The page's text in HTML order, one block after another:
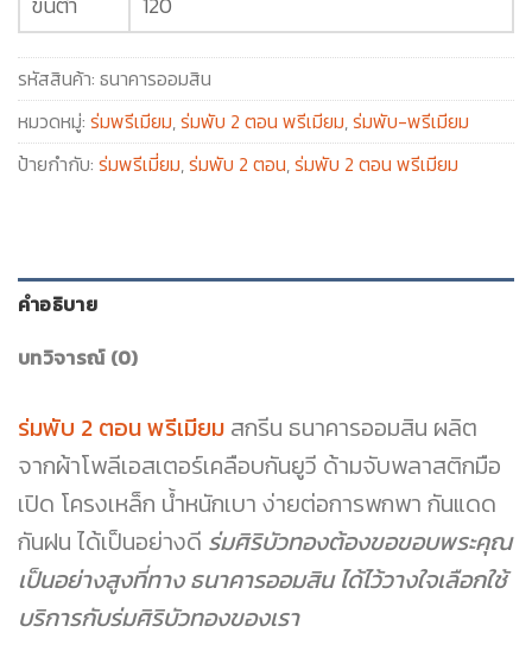
รหัสสินค้า: ธนาคารออมสิน
หมวดหมู่: ร่มพรีเมียม,ร่มพับ 2 ตอน พรีเมียม,ร่มพับ-พรีเมียม
ป้ายกำกับ: ร่มพรีเมี่ยม,ร่มพับ 2 ตอน,ร่มพับ 2 ตอน พรีเมียม
คำอธิบาย
บทวิจารณ์ (0)
ร่มพับ 2 ตอน พรีเมียม สกรีน ธนาคารออมสิน ผลิต
จากผ้าโพลีเอสเตอร์เคลือบกันยูวี ด้ามจับพลาสติกมือ
เปิด โครงเหล็ก น้ำหนักเบา ง่ายต่อการพกพา กันแดด
กันฝน ได้เป็นอย่างดี ร่มศิริบัวทองต้องขอขอบพระคุณ
เป็นอย่างสูงที่ทาง ธนาคารออมสิน ได้ไว้วางใจเลือกใช้
บริการกับร่มศิริบัวทองของเรา